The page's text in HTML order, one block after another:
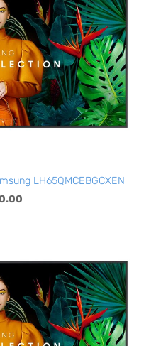
LH65QMCEBGCXEN